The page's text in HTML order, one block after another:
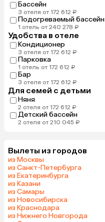
Бассейн
3 отеля от 172 612 ₽
Подогреваемый бассейн
1 отель от 240 278 ₽
Удобства в отеле
Кондиционер
3 отеля от 172 612 ₽
Парковка
1 отель от 172 612 ₽
Бар
3 отеля от 172 612 ₽
Для семей с детьми
Няня
2 отеля от 172 612 ₽
Детский бассейн
2 отеля от 210 045 ₽
Вылеты из городов
из Москвы
из Санкт-Петербурга
из Екатеринбурга
из Казани
из Самары
из Новосибирска
из Краснодара
из Нижнего Новгорода